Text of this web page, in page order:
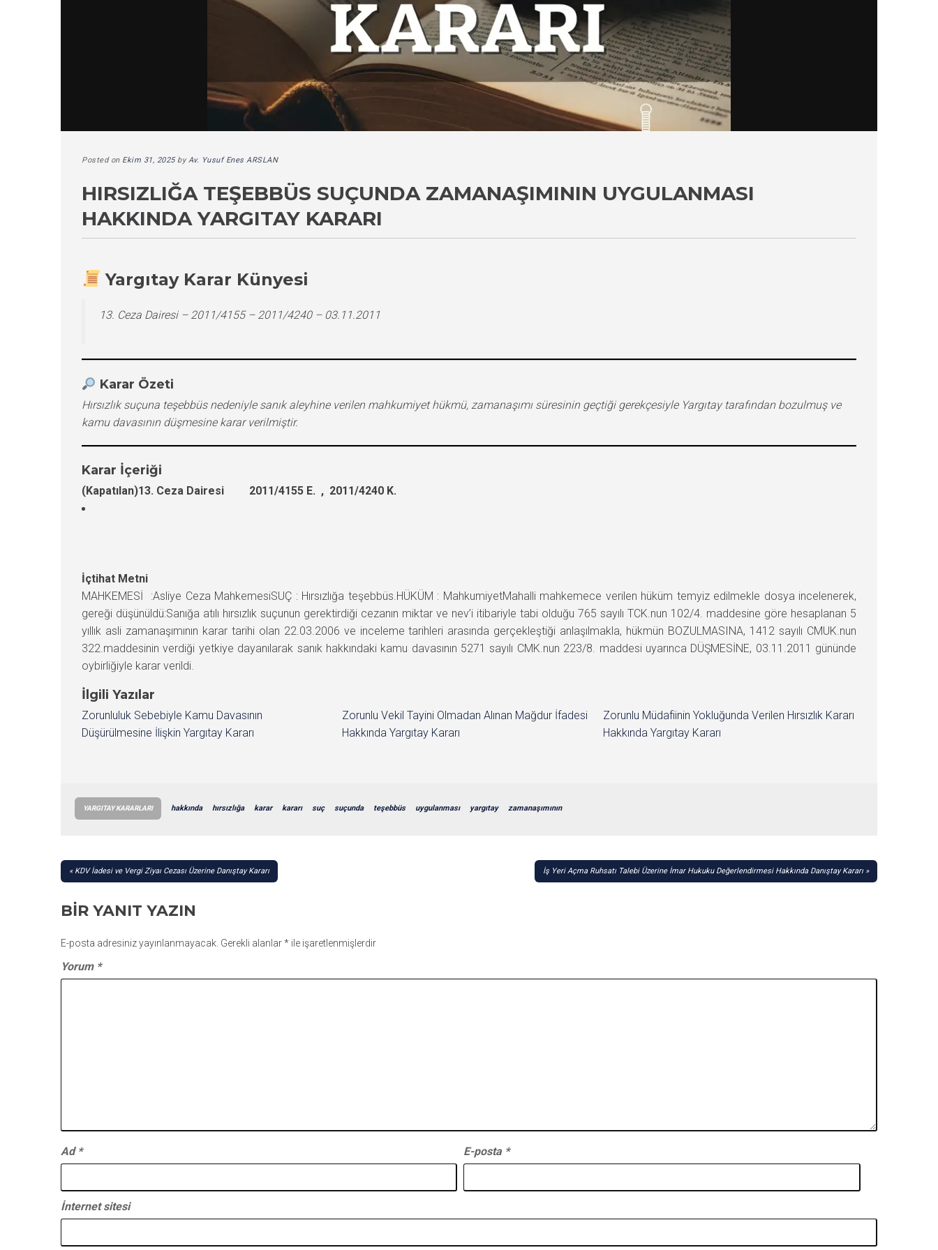
Posted on Ekim 31, 2025byAv. Yusuf Enes ARSLAN
HIRSIZLIĞA TEŞEBBÜS SUÇUNDA ZAMANAŞIMININ UYGULANMASI
HAKKINDA YARGITAY KARARI
Yargıtay Karar Künyesi
13. Ceza Dairesi – 2011/4155 – 2011/4240 – 03.11.2011
Karar Özeti
Hırsızlık suçuna teşebbüs nedeniyle sanık aleyhine verilen mahkumiyet hükmü, zamanaşımı süresinin geçtiği gerekçesiyle Yargıtay tarafından bozulmuş ve
kamu davasının düşmesine karar verilmiştir.
Karar İçeriği
(Kapatılan)13. Ceza Dairesi 2011/4155 E. , 2011/4240 K.
İçtihat Metni
MAHKEMESİ :Asliye Ceza MahkemesiSUÇ : Hırsızlığa teşebbüs.HÜKÜM : MahkumiyetMahalli mahkemece verilen hüküm temyiz edilmekle dosya incelenerek,
gereği düşünüldü:Sanığa atılı hırsızlık suçunun gerektirdiği cezanın miktar ve nev’i itibariyle tabi olduğu 765 sayılı TCK.nun 102/4. maddesine göre hesaplanan 5
yıllık asli zamanaşımının karar tarihi olan 22.03.2006 ve inceleme tarihleri arasında gerçekleştiği anlaşılmakla, hükmün BOZULMASINA, 1412 sayılı CMUK.nun
322.maddesinin verdiği yetkiye dayanılarak sanık hakkındaki kamu davasının 5271 sayılı CMK.nun 223/8. maddesi uyarınca DÜŞMESİNE, 03.11.2011 gününde
oybirliğiyle karar verildi.
İlgili Yazılar
Zorunluluk Sebebiyle Kamu Davasının
Düşürülmesine İlişkin Yargıtay Kararı
Zorunlu Vekil Tayini Olmadan Alınan Mağdur İfadesi
Hakkında Yargıtay Kararı
Zorunlu Müdafiinin Yokluğunda Verilen Hırsızlık Kararı
Hakkında Yargıtay Kararı
YARGITAY KARARLARI hakkında hırsızlığa karar kararı suç suçunda teşebbüs uygulanması yargıtay zamanaşımının
YAZI
KDV İadesi ve Vergi Ziyaı Cezası Üzerine Danıştay Kararı İş Yeri Açma Ruhsatı Talebi Üzerine İmar Hukuku Değerlendirmesi Hakkında Danıştay Kararı
BIR YANIT YAZIN
E-posta adresiniz yayınlanmayacak. Gerekli alanlar* ile işaretlenmişlerdir
Yorum *
Ad * E-posta *
İnternet sitesi